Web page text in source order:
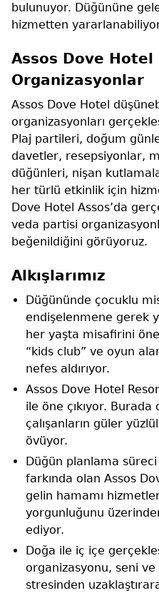
bulunuyor. Düğününe
hizmetten
Assos Dove Hotel
Organizasyonlar
Assos Dove Hotel
organizasyonları
Plaj partileri, doğum
davetler, resepsiyonlar,
düğünleri, nişan
her türlü etkinlik için
Dove Hotel Assos’da
veda partisi
beğenildiğini görüyoruz.
Alkışlarımız
Düğününde çocuklu
endişelenmene gerek
her yaşta misafirini
“kids club” ve oyun
nefes aldırıyor.
Assos Dove Hotel
ile öne çıkıyor.
çalışanların güler
övüyor.
Düğün planlama
farkında olan Assos
gelin hamamı
yorgunluğunu
ediyor.
Doğa ile iç içe
organizasyonu, seni ve
stresinden